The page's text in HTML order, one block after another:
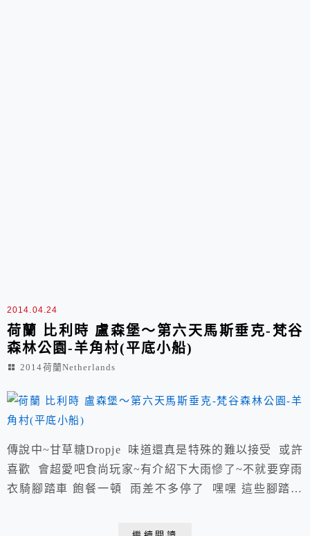
2014.04.24
荷蘭 比利時 盧森堡～第六天馬斯垂克-梵谷
森林公園-羊角村(平底小船)
2014荷蘭Netherlands
傳說中~甘草糖Dropje 味道還真是特殊的難以接受 或許
喜歡 會超愛吧食尚玩家~有介紹下大雨慘了~不就要穿雨
衣騎腳踏車 飽餐一頓 雨差不多停了 嘿嘿 這些腳踏車